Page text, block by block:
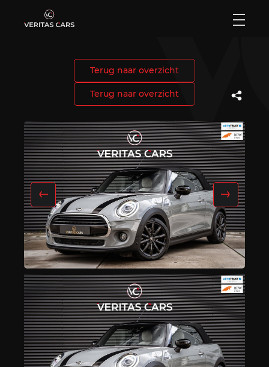
Home
Aanbod
Diensten
Verkocht
Over ons
Contact
Terug naar overzicht
Terug naar overzicht